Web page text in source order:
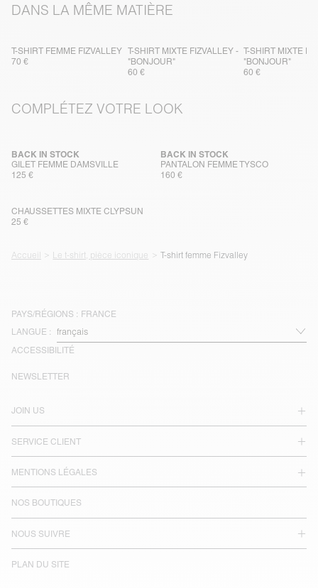
DANS LA MÊME MATIÈRE
T-SHIRT FEMME FIZVALLEY
70 €
T-SHIRT MIXTE FIZVALLEY -
"BONJOUR"
60 €
T-SHIRT MIXTE
"BONJOUR"
60 €
COMPLÉTEZ VOTRE LOOK
GILET FEMME DAMSVILLE
BACK IN STOCK
125 €
PANTALON FEMME TYSCO
BACK IN STOCK
160 €
CHAUSSETTES MIXTE CLYPSUN
25 €
Accueil Le t-shirt, pièce iconique T-shirt femme Fizvalley
PAYS/RÉGIONS : FRANCE
LANGUE :
ACCESSIBILITÉ
JOIN US
SERVICE CLIENT
MENTIONS LÉGALES
NOS BOUTIQUES
NOUS SUIVRE
PLAN DU SITE
NEWSLETTER